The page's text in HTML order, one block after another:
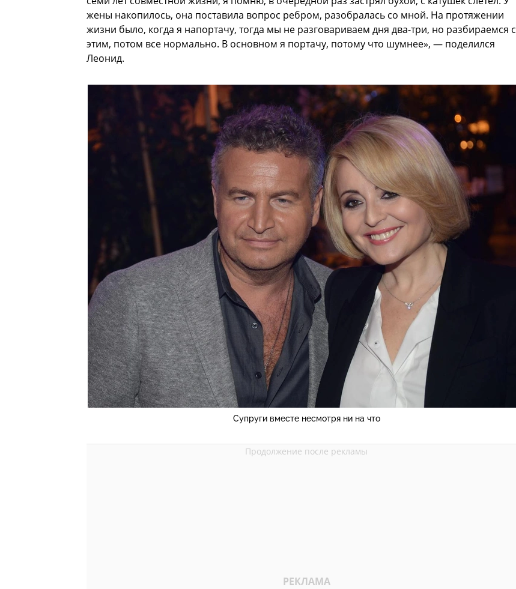
жены накопилось, она поставила вопрос ребром, разобралась со мной. На протяжении
жизни было, когда я напортачу, тогда мы не разговариваем дня два-три, но разбираемся с
этим, потом все нормально. В основном я портачу, потому что шумнее», — поделился
Леонид.
Супруги вместе несмотря ни на что